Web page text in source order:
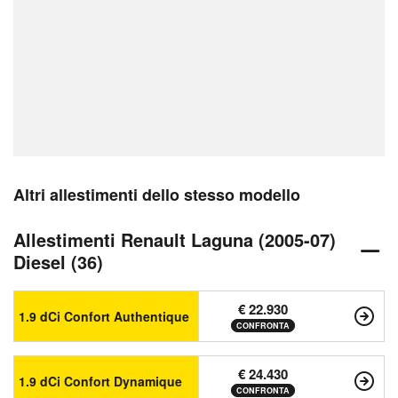
Altri allestimenti dello stesso modello
Allestimenti Renault Laguna (2005-07)
Diesel (36)
1.9 dCi Confort Authentique € 22.930
CONFRONTA
1.9 dCi Confort Dynamique € 24.430
CONFRONTA